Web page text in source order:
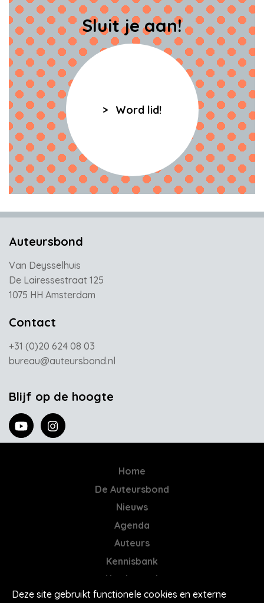
Deze site gebruikt functionele cookies en externe
Sluit je aan!
Word lid!
Auteursbond
Van Deysselhuis
De Lairessestraat 125
1075 HH Amsterdam
Contact
+31 (0)20 624 08 03
bureau@auteursbond.nl
Blijf op de hoogte
Home
De Auteursbond
Nieuws
Agenda
Auteurs
Kennisbank
AI = Jatwerk
Contact